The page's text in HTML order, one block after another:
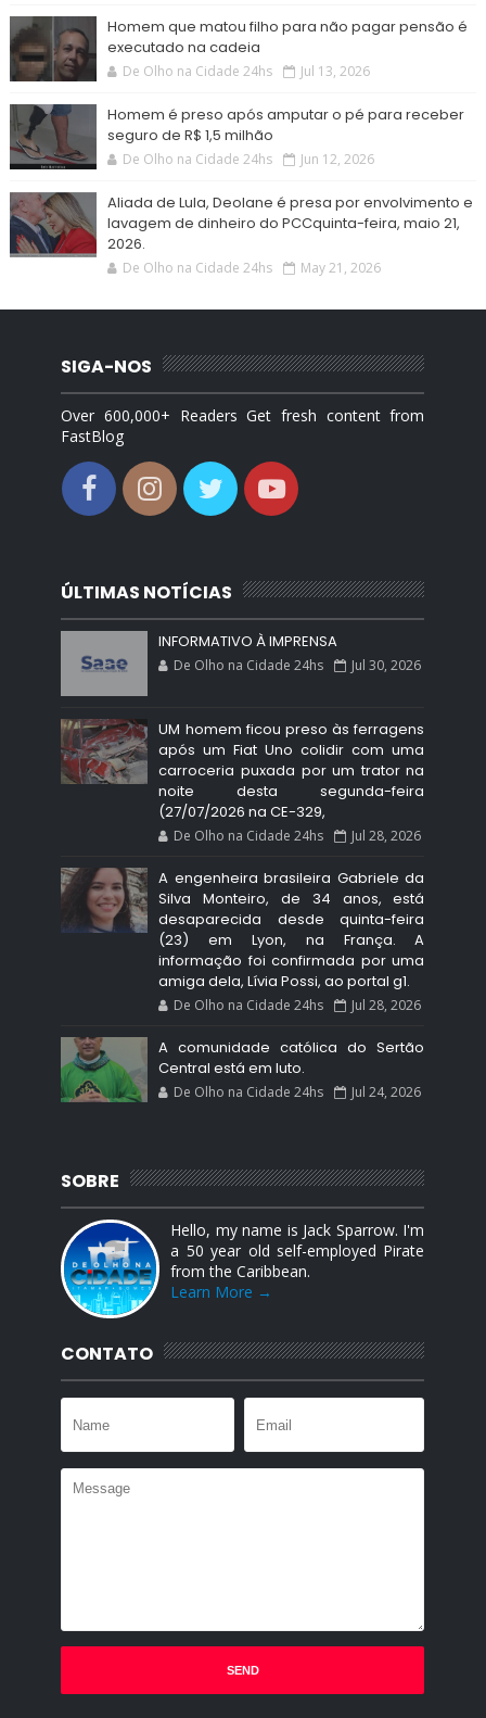
Homem que matou filho para não pagar pensão é
executado na cadeia
De Olho na Cidade 24hs Jul 13, 2026
Homem é preso após amputar o pé para receber
seguro de R$ 1,5 milhão
De Olho na Cidade 24hs Jun 12, 2026
Aliada de Lula, Deolane é presa por envolvimento e
lavagem de dinheiro do PCCquinta-feira, maio 21,
2026.
De Olho na Cidade 24hs May 21, 2026
SIGA-NOS
Over 600,000+ Readers Get fresh content from
FastBlog
ÚLTIMAS NOTÍCIAS
INFORMATIVO À IMPRENSA
De Olho na Cidade 24hs Jul 30, 2026
UM homem ficou preso às ferragens
após um Fiat Uno colidir com uma
carroceria puxada por um trator na
noite desta segunda-feira
(27/07/2026 na CE-329,
De Olho na Cidade 24hs Jul 28, 2026
A engenheira brasileira Gabriele da
Silva Monteiro, de 34 anos, está
desaparecida desde quinta-feira
(23) em Lyon, na França. A
informação foi confirmada por uma
amiga dela, Lívia Possi, ao portal g1.
De Olho na Cidade 24hs Jul 28, 2026
A comunidade católica do Sertão
Central está em luto.
De Olho na Cidade 24hs Jul 24, 2026
SOBRE
Hello, my name is Jack Sparrow. I'm
a 50 year old self-employed Pirate
from the Caribbean.
Learn More →
CONTATO